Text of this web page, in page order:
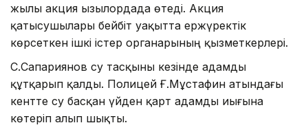
жылы акция Қызылордада өтеді. Акция
қатысушылары бейбіт уақытта ержүректік
көрсеткен ішкі істер органарының қызметкерлері.
С.Сапариянов су тасқыны кезінде адамды
құтқарып қалды. Полицей Ғ.Мұстафин атындағы
кентте су басқан үйден қарт адамды иығына
көтеріп алып шықты.